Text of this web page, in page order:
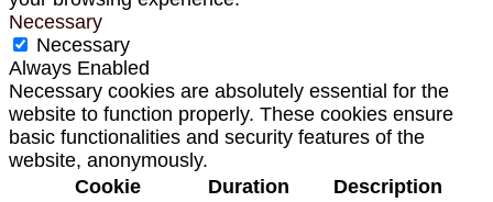
Necessary
Necessary
Always Enabled
Necessary cookies are absolutely essential for the
website to function properly. These cookies ensure
basic functionalities and security features of the
website, anonymously.
Cookie
Duration Description